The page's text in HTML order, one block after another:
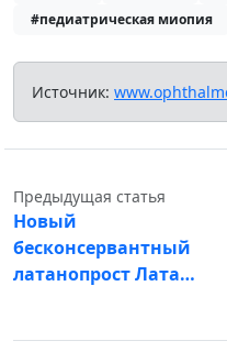
#педиатрическая миопия
Источник:
Предыдущая статья
Новый
бесконсервантный
латанопрост Лата…